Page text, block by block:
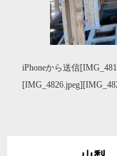
iPhoneから送信